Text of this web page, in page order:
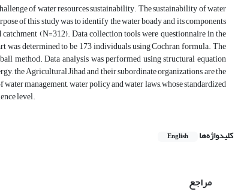
of water resources sustainability. The sustainability of water
of this study was to identify the water boady and its components
(N=312). Data collection tools were questionnaire in the
determined to be 173 individuals using Cochran formula. The
method. Data analysis was performed using structural equation
the Agricultural Jihad and their subordinate organizations are the
management, water policy and water laws, whose standardized
level.
کلیدواژه‌ها English
مراجع